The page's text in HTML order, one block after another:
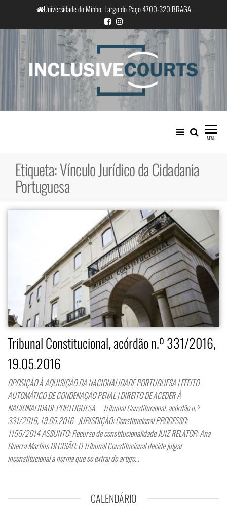
o
conteúdo
Universidade do Minho, Largo do Paço 4700-320 BRAGA
InclusiveCourts
Igualdade e diferença cultural na
prática judicial portuguesa
MENU
Etiqueta:Vínculo Jurídico da Cidadania
Portuguesa
Tribunal Constitucional, acórdão n.º 331/2016,
19.05.2016
OPOSIÇÃO À AQUISIÇÃO DA NACIONALIDADE PORTUGUESA | EFEITO
AUTOMÁTICO DE CONDENAÇÃO PENAL | DIREITO DE ACEDER À
NACIONALIDADE PORTUGUESA Tribunal Constitucional, acórdão n.º
331/2016, 19.05.2016 JURISDIÇÃO: Constitucional PROCESSO:
1155/2014 ASSUNTO: Recurso de constitucionalidade JUIZ RELATOR: Ana
Guerra Martins DECISÃO: O Tribunal Constitucional decide julgar
inconstitucional a norma que se extrai do artigo…
CALENDÁRIO